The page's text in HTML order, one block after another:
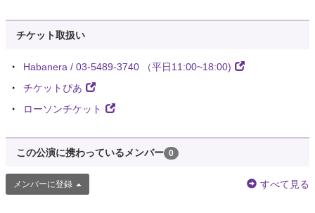
チケット取扱い
Habanera / 03-5489-3740 （平日11:00~18:00)
チケットぴあ
ローソンチケット
この公演に携わっているメンバー 0
メンバーに登録 すべて見る